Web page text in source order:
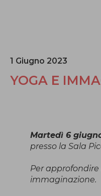
1 Giugno 2023
YOGA E
Martedì 6
presso la Sala
Per
immaginazione.